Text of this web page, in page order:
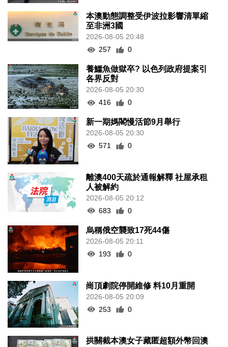
本澳動態調整受伊波拉影響清單縮
至非洲3國
2026-08-05 20:48
257
0
養鱷魚做獄卒? 以色列政府提案引
各界反對
2026-08-05 20:30
416
0
新一期媽閣慢活節9月舉行
2026-08-05 20:30
571
0
離澳400天疏於通報解釋 社屋承租
人被解約
2026-08-05 20:12
683
0
烏稱俄空襲致17死44傷
2026-08-05 20:11
193
0
崗頂劇院停開維修 料10月重開
2026-08-05 20:09
253
0
拱關截本澳女子藏匿超額外幣回澳